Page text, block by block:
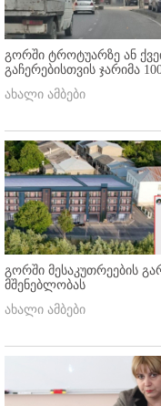
გორში ტროტუარზე ან
გაჩერებისთვის ჯარიმა
ახალი ამბები
გორში მესაკუთრეების
მშენებლობას
ახალი ამბები